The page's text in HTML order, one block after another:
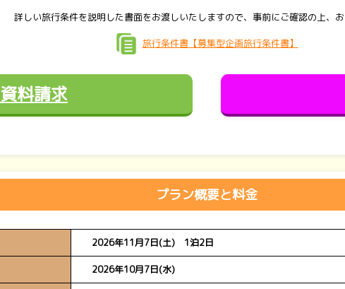
詳しい旅行条件を説明した書面をお渡しいたしますので、事前にご確認の上、お
旅行条件書【募集型企画旅行条件書】
資料請求
プラン概要と料金
2026年11月7日(土) 1泊2日
2026年10月7日(水)